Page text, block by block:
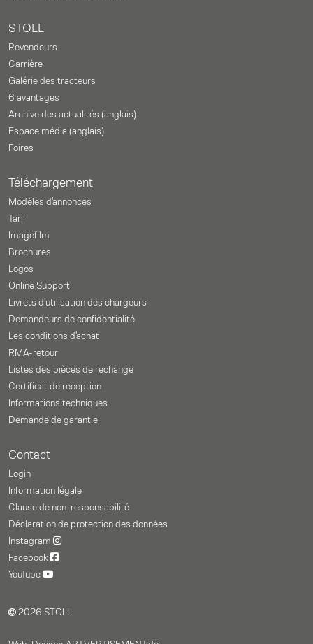
STOLL
Revendeurs
Carrière
Galérie des tracteurs
6 avantages
Archive des actualités (anglais)
Espace média (anglais)
Foires
Téléchargement
Modèles d'annonces
Tarif
Imagefilm
Brochures
Logos
Online Support
Livrets d'utilisation des chargeurs
Demandeurs de confidentialité
Les conditions d'achat
RMA-retour
Listes des pièces de rechange
Certificat de reception
Informations techniques
Demande de garantie
Contact
Login
Information légale
Clause de non-responsabilité
Déclaration de protection des données
Instagram
Facebook
YouTube
2026 STOLL